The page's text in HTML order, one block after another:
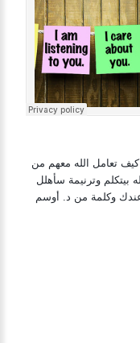
تعامل الله معهم من
بيتكلم وترنيمة سأهلل
عندك وكلمة من د. أوسم